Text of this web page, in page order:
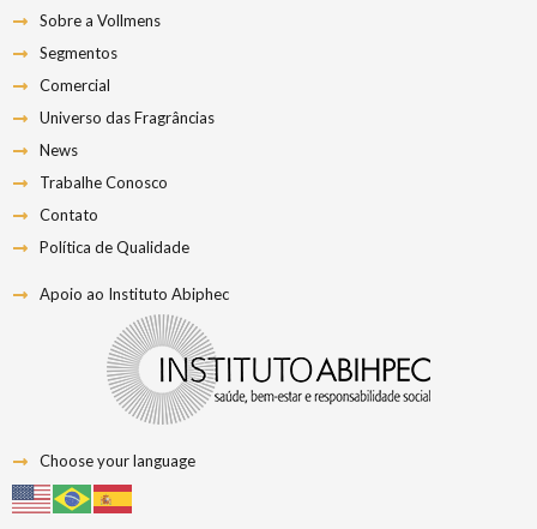
Sobre a Vollmens
Segmentos
Comercial
Universo das Fragrâncias
News
Trabalhe Conosco
Contato
Política de Qualidade
Apoio ao Instituto Abiphec
Choose your language